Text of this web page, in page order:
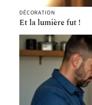
DÉCORATION
Et la lumière fut !